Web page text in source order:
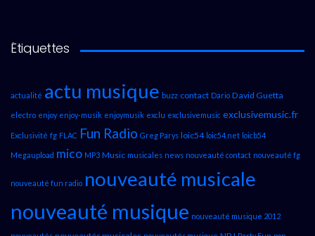
Étiquettes
actualité actu musique buzz contact Dario David Guetta
electro enjoy enjoy-musik enjoymusik exclu exclusivemusic exclusivemusic.fr
Exclusivité fg FLAC Fun Radio Greg Parys loic54 loic54.net loicb54
Megaupload mico MP3 Music musicales news nouveauté contact nouveauté fg
nouveauté fun radio nouveauté musicale
nouveauté musique nouveauté musique 2012